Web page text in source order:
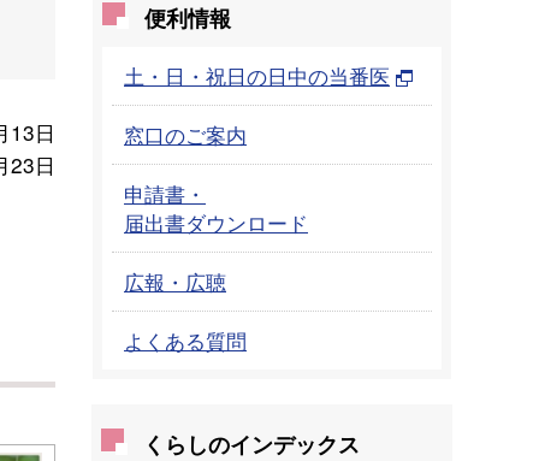
13日
23日
便利情報
土・日・祝日の日中の当番医
窓口のご案内
申請書・
届出書ダウンロード
広報・広聴
よくある質問
くらしのインデックス